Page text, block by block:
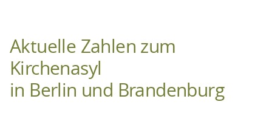
Aktuelle Zahlen zum
Kirchenasyl
in Berlin und Brandenburg